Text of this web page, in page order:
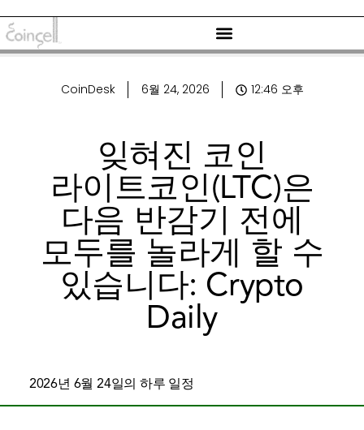
CoinDesk 6월 24, 2026 12:46 오후
잊혀진 코인
라이트코인(LTC)은
다음 반감기 전에
모두를 놀라게 할 수
있습니다: Crypto
Daily
2026년 6월 24일의 하루 일정